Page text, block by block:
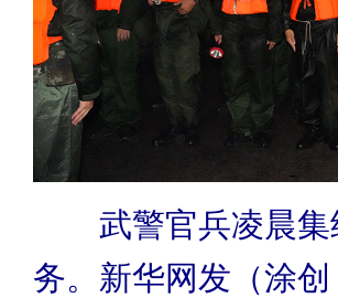
武警官兵凌晨
务。新华网发（涂创